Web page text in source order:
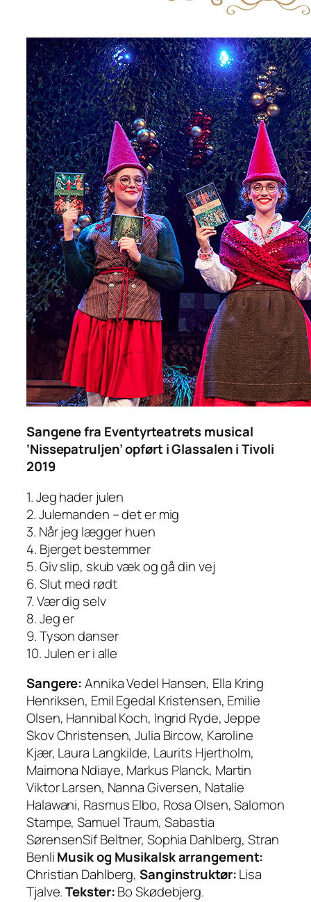
Sangene fra Eventyrteatrets musical
‘Nissepatruljen’ opført i Glassalen i Tivoli
2019
1. Jeg hader julen
2. Julemanden – det er mig
3. Når jeg lægger huen
4. Bjerget bestemmer
5. Giv slip, skub væk og gå din vej
6. Slut med rødt
7. Vær dig selv
8. Jeg er
9. Tyson danser
10. Julen er i alle
Sangere:Annika Vedel Hansen, Ella Kring
Henriksen, Emil Egedal Kristensen, Emilie
Olsen, Hannibal Koch, Ingrid Ryde, Jeppe
Skov Christensen, Julia Bircow, Karoline
Kjær, Laura Langkilde, Laurits Hjertholm,
Maimona Ndiaye, Markus Planck, Martin
Viktor Larsen, Nanna Giversen, Natalie
Halawani, Rasmus Elbo, Rosa Olsen, Salomon
Stampe, Samuel Traum, Sabastia
SørensenSif Beltner, Sophia Dahlberg, Stran
BenliMusik og Musikalsk arrangement:
Christian Dahlberg, Sanginstruktør:Lisa
Tjalve.Tekster:Bo Skødebjerg.